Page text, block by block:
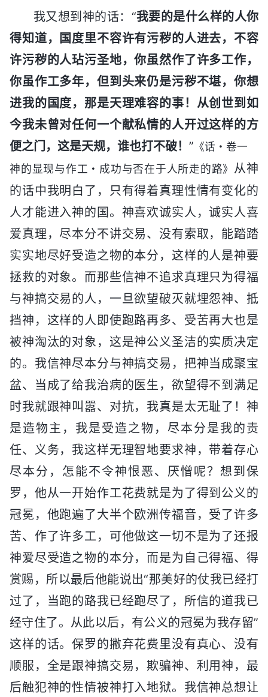
我又想到神的话：“我要的是什么样的人你
得知道，国度里不容许有污秽的人进去，不容
许污秽的人玷污圣地，你虽然作了许多工作，
你虽作工多年，但到头来仍是污秽不堪，你想
进我的国度，那是天理难容的事！从创世到如
今我未曾对任何一个献私情的人开过这样的方
便之门，这是天规，谁也打不破！ ” 《话・卷一
神的显现与作工・成功与否在于人所走的路》 从神
的话中我明白了，只有得着真理性情有变化的
人才能进入神的国。神喜欢诚实人，诚实人喜
爱真理，尽本分不讲交易、没有索取，能踏踏
实实地尽好受造之物的本分，这样的人是神要
拯救的对象。而那些信神不追求真理只为得福
与神搞交易的人，一旦欲望破灭就埋怨神、抵
挡神，这样的人即使跑路再多、受苦再大也是
被神淘汰的对象，这是神公义圣洁的实质决定
的。我信神尽本分与神搞交易，把神当成聚宝
盆、当成了给我治病的医生，欲望得不到满足
时我就跟神叫嚣、对抗，我真是太无耻了！神
是造物主，我是受造之物，尽本分是我的责
任、义务，我这样无理智地要求神，带着存心
尽本分，怎能不令神恨恶、厌憎呢？想到保
罗，他从一开始作工花费就是为了得到公义的
冠冕，他跑遍了大半个欧洲传福音，受了许多
苦、作了许多工，可他做这一切不是为了还报
神爱尽受造之物的本分，而是为自己得福、得
赏赐，所以最后他能说出“那美好的仗我已经打
过了，当跑的路我已经跑尽了，所信的道我已
经守住了。从此以后，有公义的冠冕为我存留”
这样的话。保罗的撇弃花费里没有真心、没有
顺服，全是跟神搞交易，欺骗神、利用神，最
后触犯神的性情被神打入地狱。我信神总想让